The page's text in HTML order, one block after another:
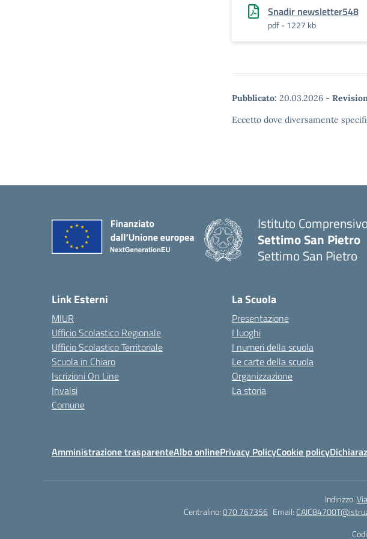
Snadir newsletter548
pdf - 1227 kb
Pubblicato: 20.03.2026 -
Eccetto dove diversamente
Istituto Comprensivo
Settimo San Pietro
Settimo San Pietro
Link Esterni
MIUR
Ufficio Scolastico Regionale
Ufficio Scolastico Territoriale
Scuola in Chiaro
Iscrizioni On Line
Invalsi
Comune
La Scuola
Presentazione
I luoghi
I numeri della scuola
Le carte della scuola
Organizzazione
La storia
Amministrazione trasparenteAlbo onlinePrivacy PolicyCookie policy
Indirizzo:
Centralino:070 767356 Email: